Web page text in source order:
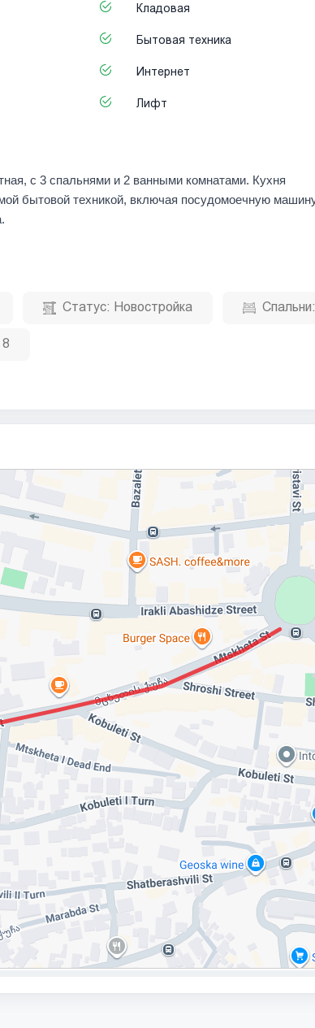
Кладовая
Бытовая техника
Интернет
Лифт
с 3 спальнями и 2 ванными комнатами. Кухня
бытовой техникой, включая посудомоечную
Статус: Новостройка Спальни:
8